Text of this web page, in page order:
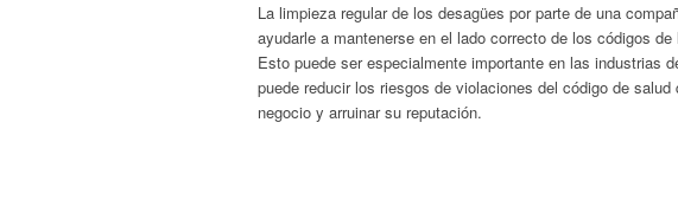
La limpieza regular de los desagües por parte de una
ayudarle a mantenerse en el lado correcto de los códigos
Esto puede ser especialmente importante en las industrias
puede reducir los riesgos de violaciones del código de
negocio y arruinar su reputación.